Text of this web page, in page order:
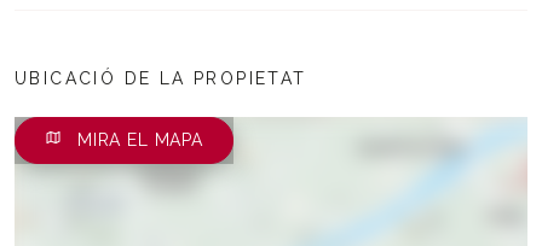
UBICACIÓ DE LA PROPIETAT
MIRA EL MAPA